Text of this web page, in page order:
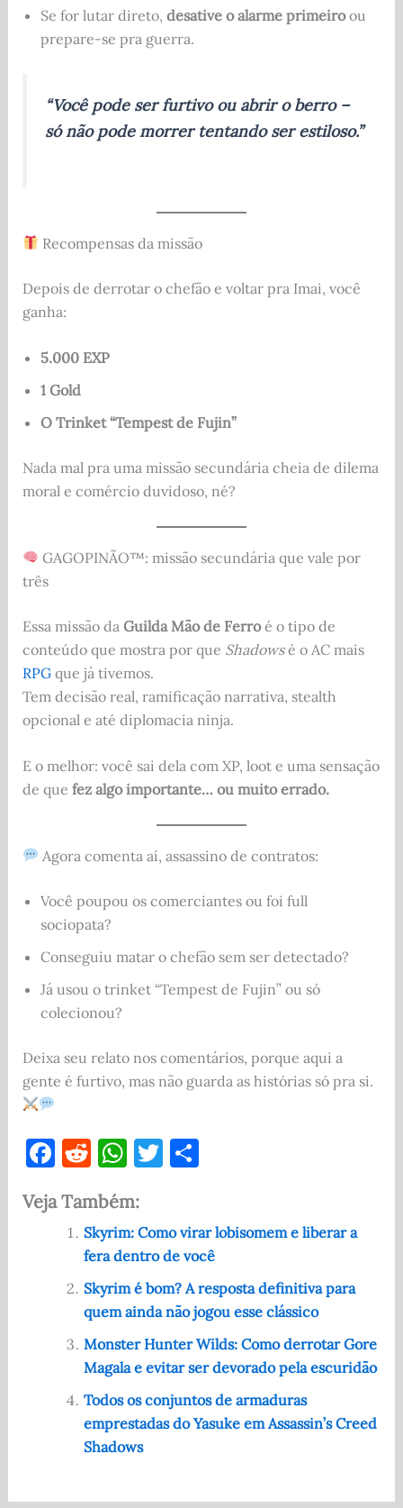
Se for lutar direto, desative o alarme primeiroou
prepare-se pra guerra.
“Você pode ser furtivo ou abrir o berro –
só não pode morrer tentando ser estiloso.”
Recompensas da missão
Depois de derrotar o chefão e voltar pra Imai, você
ganha:
5.000 EXP
1 Gold
O Trinket “Tempest de Fujin”
Nada mal pra uma missão secundária cheia de dilema
moral e comércio duvidoso, né?
GAGOPINÃO™: missão secundária que vale por
três
Essa missão da Guilda Mão de Ferroé o tipo de
conteúdo que mostra por que Shadowsé o AC mais
RPGque já tivemos.
Tem decisão real, ramificação narrativa, stealth
opcional e até diplomacia ninja.
E o melhor: você sai dela com XP, loot e uma sensação
de que fez algo importante… ou muito errado.
Agora comenta aí, assassino de contratos:
Você poupou os comerciantes ou foi full
sociopata?
Conseguiu matar o chefão sem ser detectado?
Já usou o trinket “Tempest de Fujin” ou só
colecionou?
Deixa seu relato nos comentários, porque aqui a
gente é furtivo, mas não guarda as histórias só pra si.
F
c
e
o
k
R
d
di
t
W
at
s
A
p
p
T
te
r
S
e
Veja Também:
Skyrim: Como virar lobisomem e liberar a
fera dentro de você
Skyrim é bom? A resposta definitiva para
quem ainda não jogou esse clássico
Monster Hunter Wilds: Como derrotar Gore
Magala e evitar ser devorado pela escuridão
Todos os conjuntos de armaduras
emprestadas do Yasuke em Assassin’s Creed
Shadows